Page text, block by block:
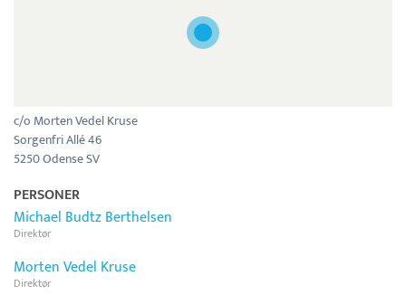
c/o Morten Vedel Kruse
Sorgenfri Allé 46
5250 Odense SV
PERSONER
Michael Budtz Berthelsen
Direktør
Morten Vedel Kruse
Direktør